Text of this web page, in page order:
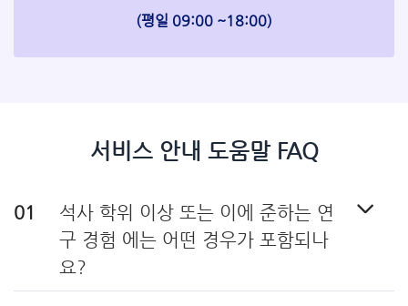
(평일 09:00 ~18:00)
서비스 안내 도움말 FAQ
석사 학위 이상 또는 이에 준하는 연
구 경험 에는 어떤 경우가 포함되나
요?​